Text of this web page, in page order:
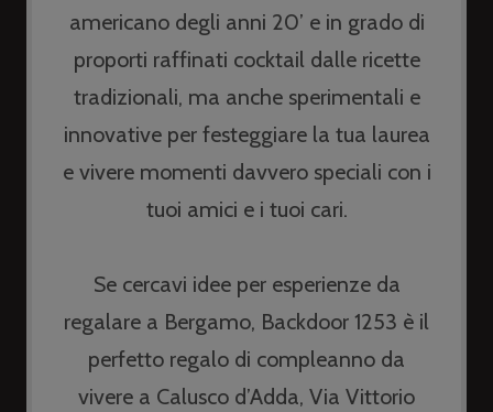
americano degli anni 20’ e in grado di
proporti raffinati cocktail dalle ricette
tradizionali, ma anche sperimentali e
innovative per festeggiare la tua laurea
e vivere momenti davvero speciali con i
tuoi amici e i tuoi cari.
Se cercavi idee per esperienze da
regalare a Bergamo, Backdoor 1253 è il
perfetto regalo di compleanno da
vivere a Calusco d’Adda, Via Vittorio